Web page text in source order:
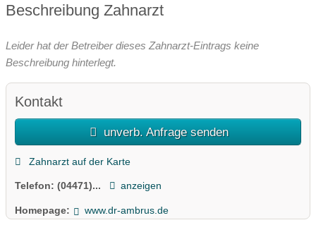
Beschreibung Zahnarzt
Leider hat der Betreiber dieses Zahnarzt-Eintrags keine
Beschreibung hinterlegt.
Kontakt
unverb. Anfrage senden
Zahnarzt auf der Karte
Telefon: (04471)... anzeigen
Homepage: www.dr-ambrus.de